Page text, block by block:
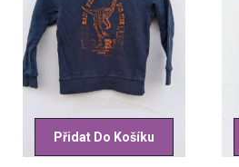
Přidat Do Košíku